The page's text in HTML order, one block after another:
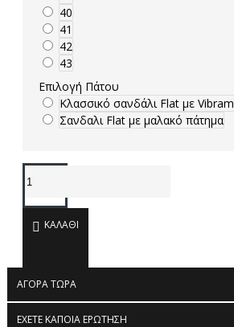
40
41
42
43
Επιλογή Πάτου
Κλασσικό σανδάλι Flat με Vibram
Σανδαλι Flat με μαλακό πάτημα
ΚΑΛΆΘΙ
ΑΓΟΡΆ ΤΏΡΑ
ΈΧΕΤΕ ΚΆΠΟΙΑ ΕΡΏΤΗΣΗ